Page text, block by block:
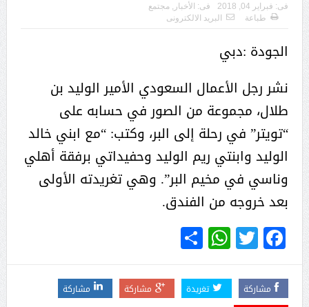
فى: فبراير 04, 2018 فى: الأخبار , مجتمع
طباعة
البريد الالكترونى
الجودة :دبي
نشر رجل الأعمال السعودي الأمير الوليد بن
طلال، مجموعة من الصور في حسابه على
“تويتر” في رحلة إلى البر، وكتب: “مع ابني خالد
الوليد وابنتي ريم الوليد وحفيداتي برفقة أهلي
وناسي في مخيم البر”. وهي تغريدته الأولى
بعد خروجه من الفندق.
Facebook
Twitter
WhatsApp
Share
مشاركة تغريدة مشاركة
مشاركة